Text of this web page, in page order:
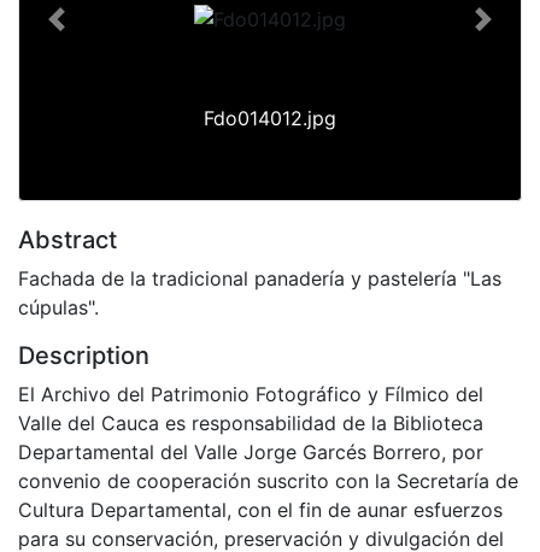
Fdo014012.jpg
Previous Next
Abstract
Fachada de la tradicional panadería y pastelería "Las
cúpulas".
Description
El Archivo del Patrimonio Fotográfico y Fílmico del
Valle del Cauca es responsabilidad de la Biblioteca
Departamental del Valle Jorge Garcés Borrero, por
convenio de cooperación suscrito con la Secretaría de
Cultura Departamental, con el fin de aunar esfuerzos
para su conservación, preservación y divulgación del